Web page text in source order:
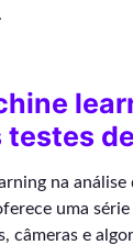
testes
na análise
uma série
câmeras e